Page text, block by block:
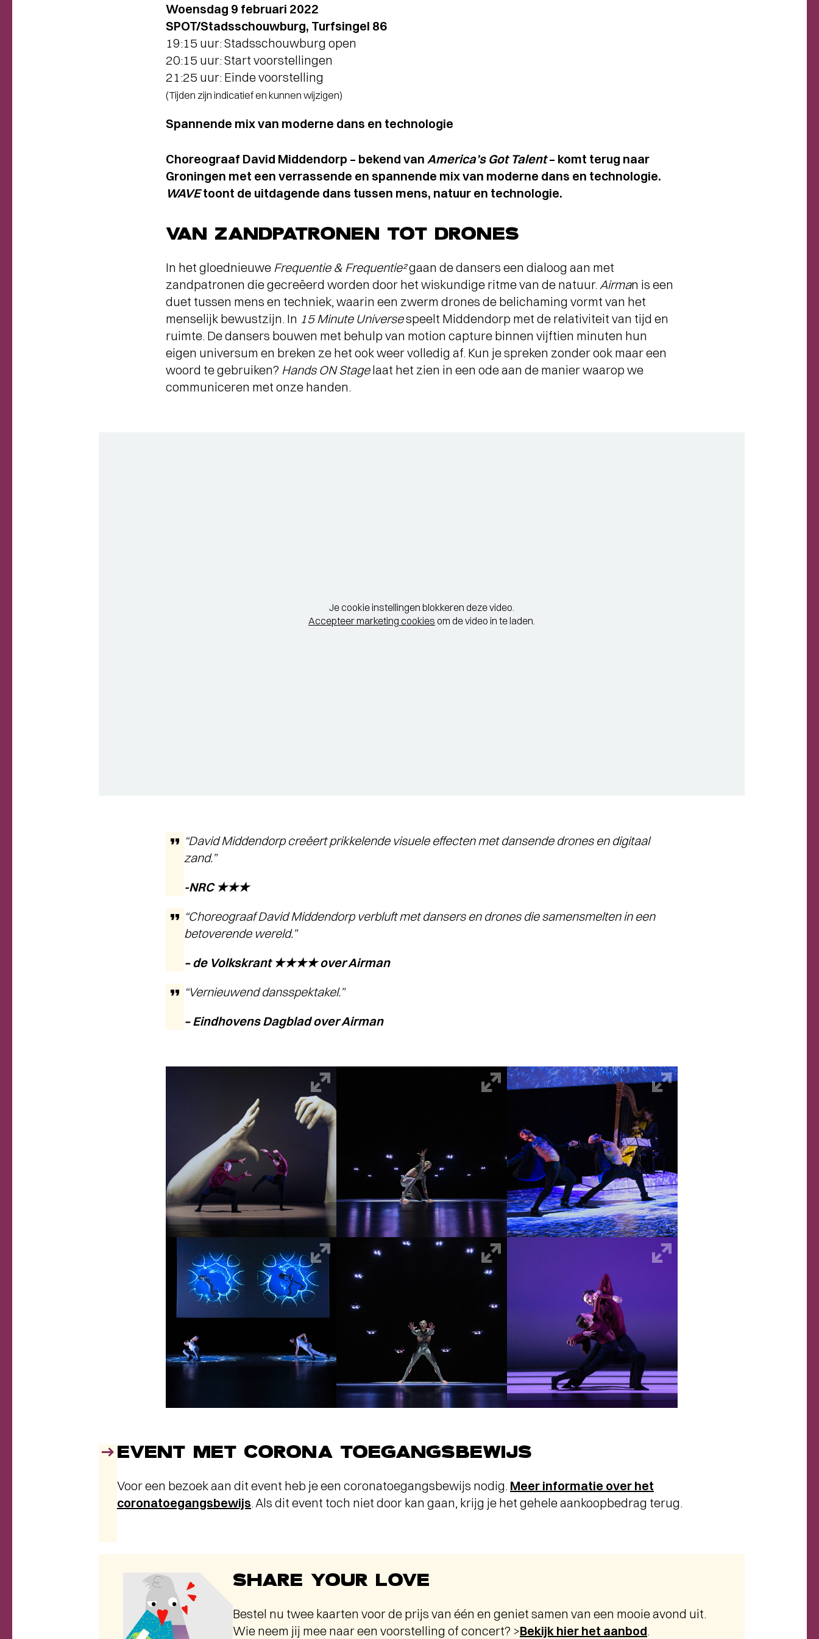
Woensdag 9 februari 2022
SPOT/Stadsschouwburg, Turfsingel 86
19:15 uur: Stadsschouwburg open
20:15 uur: Start voorstellingen
21:25 uur: Einde voorstelling
(Tijden zijn indicatief en kunnen wijzigen)
Spannende mix van moderne dans en technologie
Choreograaf David Middendorp – bekend van America’s Got Talent– komt terug naar
Groningen met een verrassende en spannende mix van moderne dans en technologie.
WAVEtoont de uitdagende dans tussen mens, natuur en technologie.
VAN ZANDPATRONEN TOT DRONES
In het gloednieuwe Frequentie & Frequentie²gaan de dansers een dialoog aan met
zandpatronen die gecreëerd worden door het wiskundige ritme van de natuur. Airman is een
duet tussen mens en techniek, waarin een zwerm drones de belichaming vormt van het
menselijk bewustzijn. In 15 Minute Universespeelt Middendorp met de relativiteit van tijd en
ruimte. De dansers bouwen met behulp van motion capture binnen vijftien minuten hun
eigen universum en breken ze het ook weer volledig af. Kun je spreken zonder ook maar een
woord te gebruiken? Hands ON Stagelaat het zien in een ode aan de manier waarop we
communiceren met onze handen.
Je cookie instellingen blokkeren deze video.
Accepteer marketing cookies om de video in te laden.
“David Middendorp creëert prikkelende visuele effecten met dansende drones en digitaal
zand.”
-NRC ★★★
“Choreograaf David Middendorp verbluft met dansers en drones die samensmelten in een
betoverende wereld.”
– de Volkskrant ★★★★ overAirman
“Vernieuwend dansspektakel.”
– Eindhovens Dagblad overAirman
EVENT MET CORONA TOEGANGSBEWIJS
Voor een bezoek aan dit event heb je een coronatoegangsbewijs nodig. Meer informatie over het
coronatoegangsbewijs. Als dit event toch niet door kan gaan, krijg je het gehele aankoopbedrag terug.
SHARE YOUR LOVE
Bestel nu twee kaarten voor de prijs van één en geniet samen van een mooie avond uit.
Wie neem jij mee naar een voorstelling of concert? >Bekijk hier het aanbod.